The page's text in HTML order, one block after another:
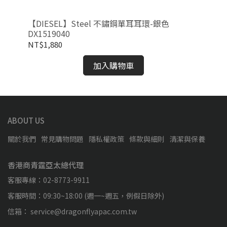
【DIESEL】Steel 不鏽鋼單耳耳環-銀色
DX1519040
NT$1,880
加入購物車
ABOUT US
關於我們 常見購物問題 隱私權政策 條款與細則 清潔與保養
香港商青霆亞太總代理
客服專線：02-8773-9911
客服時間：09:30~18:00 (週一~週五，例假日除外)
信箱： service@dragonflyapac.com.tw